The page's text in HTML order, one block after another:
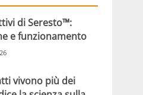
di Seresto™:
e funzionamento
vivono più dei